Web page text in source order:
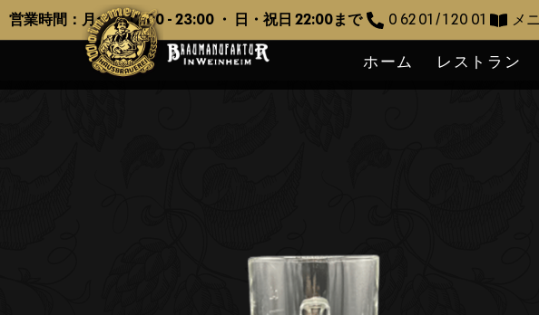
営業時間：月〜土 12:00 - 23:00 ・ 日・祝日 22:00まで 0 62 01 / 1 20 01 メ
ホーム レストラン